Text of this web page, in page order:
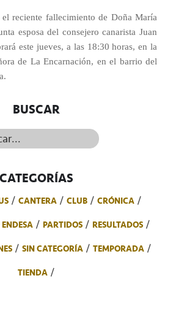
reciente fallecimiento de Doña María
esposa del consejero canarista Juan
este jueves, a las 18:30 horas, en la
de La Encarnación, en el barrio del
BUSCAR
CATEGORÍAS
CANTERA CLUB
CRÓNICA
PARTIDOS
RESULTADOS
SIN CATEGORÍA
TEMPORADA
TIENDA